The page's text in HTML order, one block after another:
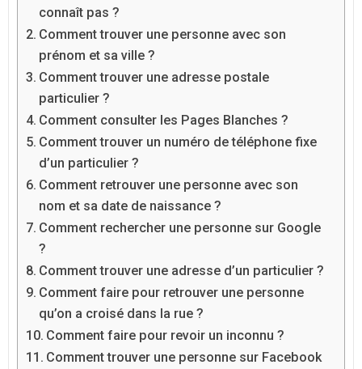
connaît pas ?
Comment trouver une personne avec son
prénom et sa ville ?
Comment trouver une adresse postale
particulier ?
Comment consulter les Pages Blanches ?
Comment trouver un numéro de téléphone fixe
d’un particulier ?
Comment retrouver une personne avec son
nom et sa date de naissance ?
Comment rechercher une personne sur Google
?
Comment trouver une adresse d’un particulier ?
Comment faire pour retrouver une personne
qu’on a croisé dans la rue ?
Comment faire pour revoir un inconnu ?
Comment trouver une personne sur Facebook